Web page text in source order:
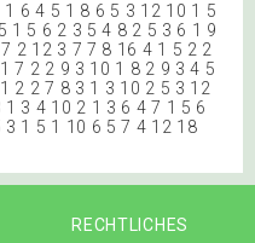
6 4 5 1 8 6 5 3 12 10 1 5
1 5 6 2 3 5 4 8 2 5 3 6 1 9
2 12 3 7 7 8 16 4 1 5 2 2
7 2 2 9 3 10 1 8 2 9 3 4 5
2 2 7 8 3 1 3 10 2 5 3 12
3 4 10 2 1 3 6 4 7 1 5 6
1 5 1 10 6 5 7 4 12 18
RECHTLICHES